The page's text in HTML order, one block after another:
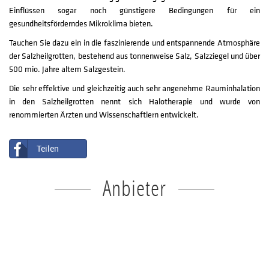
Einflüssen sogar noch günstigere Bedingungen für ein
gesundheitsförderndes Mikroklima bieten.
Tauchen Sie dazu ein in die faszinierende und entspannende Atmosphäre
der Salzheilgrotten, bestehend aus tonnenweise Salz, Salzziegel und über
500 mio. Jahre altem Salzgestein.
Die sehr effektive und gleichzeitig auch sehr angenehme Rauminhalation
in den Salzheilgrotten nennt sich Halotherapie und wurde von
renommierten Ärzten und Wissenschaftlern entwickelt.
Teilen
Anbieter